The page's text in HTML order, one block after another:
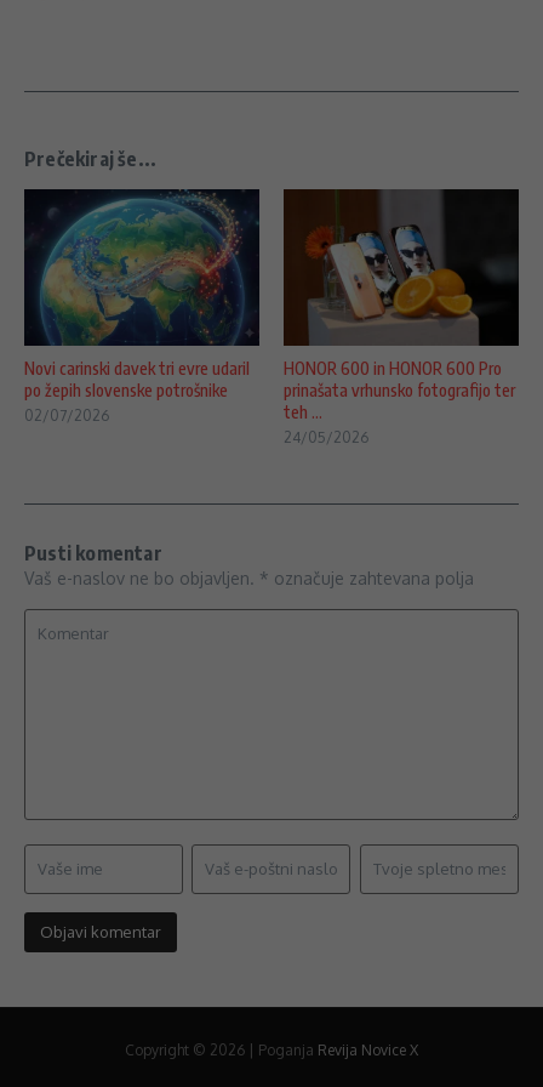
Prečekiraj še...
Novi carinski davek tri evre udaril
po žepih slovenske potrošnike
02/07/2026
HONOR 600 in HONOR 600 Pro
prinašata vrhunsko fotografijo ter
teh ...
24/05/2026
Pusti komentar
Vaš e-naslov ne bo objavljen. * označuje zahtevana polja
Copyright © 2026 | Poganja Revija Novice X